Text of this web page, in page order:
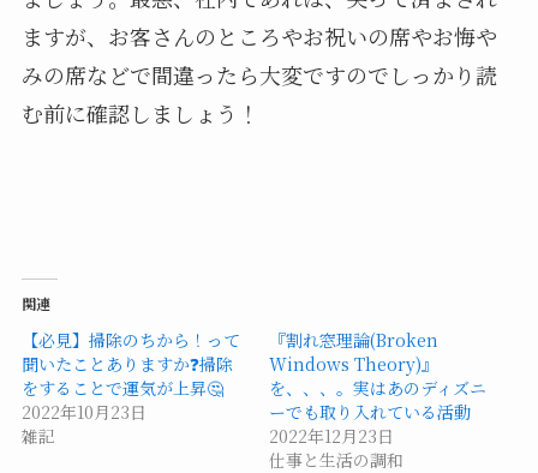
ますが、お客さんのところやお祝いの席やお悔や
みの席などで間違ったら大変ですのでしっかり読
む前に確認しましょう！
関連
【必見】掃除のちから！って
聞いたことありますか❓掃除
をすることで運気が上昇🤔
2022年10月23日
雑記
『割れ窓理論(Broken
Windows Theory)』
を、、、。実はあのディズニ
ーでも取り入れている活動
2022年12月23日
仕事と生活の調和